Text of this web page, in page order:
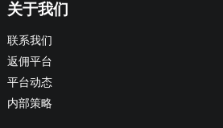
关于我们
联系我们
返佣平台
平台动态
内部策略